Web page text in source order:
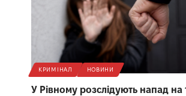
КРИМІНАЛ НОВИНИ
У Рівному розслідують напад на